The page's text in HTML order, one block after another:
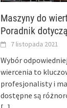
Maszyny do
Poradnik
7 listopada 2021
Wybór
wiercenia to
profesjonalisty i
dostępne są